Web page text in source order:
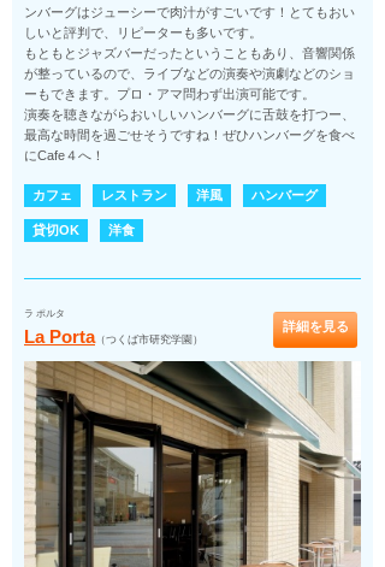
ンバーグはジューシーで肉汁がすごいです！とてもおい
しいと評判で、リピーターも多いです。
もともとジャズバーだったということもあり、音響関係
が整っているので、ライブなどの演奏や演劇などのショ
ーもできます。プロ・アマ問わず出演可能です。
演奏を聴きながらおいしいハンバーグに舌鼓を打つー、
最高な時間を過ごせそうですね！ぜひハンバーグを食べ
にCafe４へ！
カフェ レストラン 洋風 ハンバーグ
貸切OK 洋食
ラ ポルタ
La Porta（つくば市研究学園）
詳細を見る